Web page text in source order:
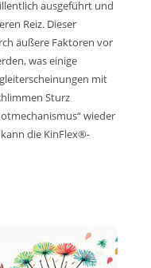
ausgeführt und
Reiz. Dieser
äußere Faktoren vor
was einige
mit
Sturz
wieder
die KinFlex®-